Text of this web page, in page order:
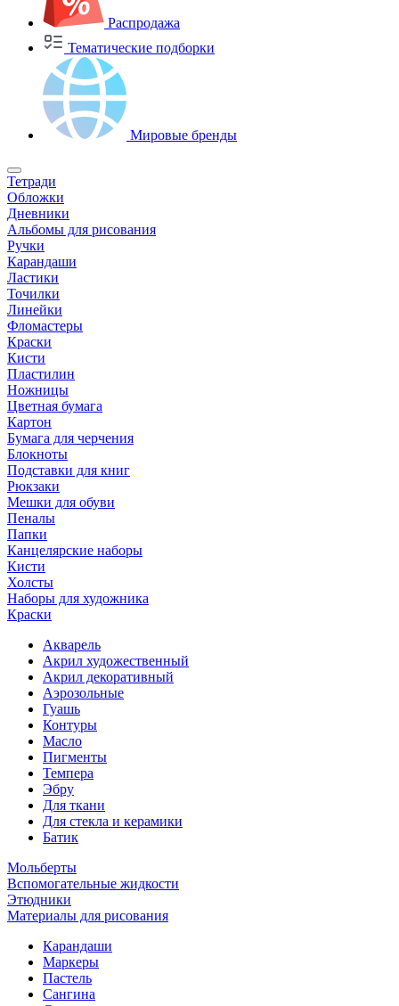
Распродажа
Тематические подборки
Мировые бренды
Тетради
Обложки
Дневники
Альбомы для рисования
Ручки
Карандаши
Ластики
Точилки
Линейки
Фломастеры
Краски
Кисти
Пластилин
Ножницы
Цветная бумага
Картон
Бумага для черчения
Блокноты
Подставки для книг
Рюкзаки
Мешки для обуви
Пеналы
Папки
Канцелярские наборы
Кисти
Холсты
Наборы для художника
Краски
Акварель
Акрил художественный
Акрил декоративный
Аэрозольные
Гуашь
Контуры
Масло
Пигменты
Темпера
Эбру
Для ткани
Для стекла и керамики
Батик
Мольберты
Вспомогательные жидкости
Этюдники
Материалы для рисования
Карандаши
Маркеры
Пастель
Сангина